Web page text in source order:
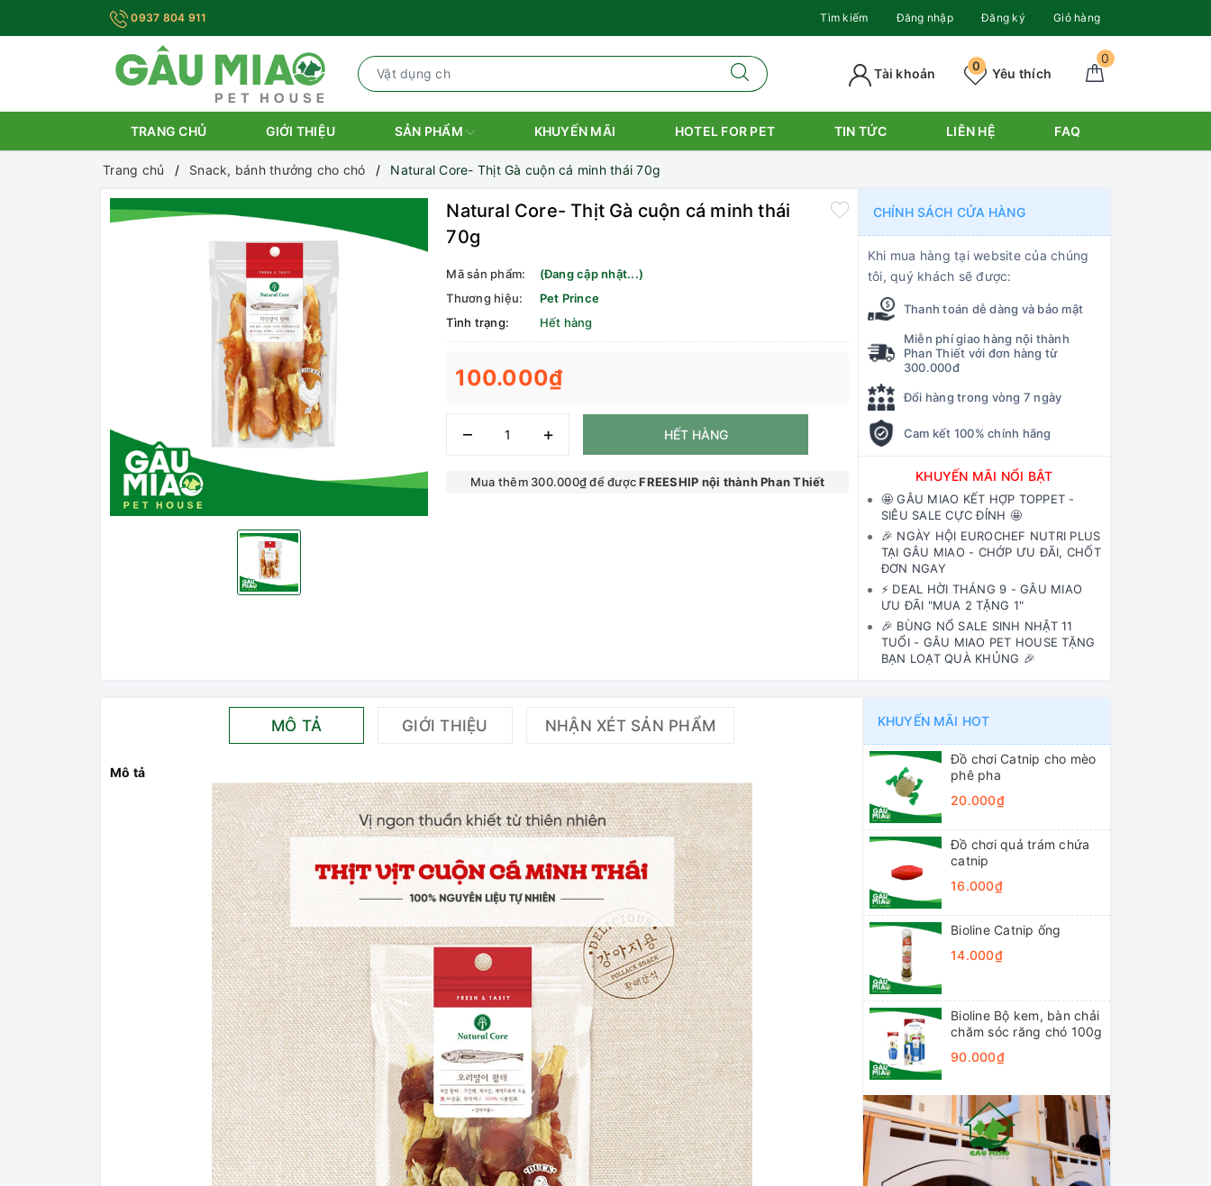
0937 804 911 Tìm kiếm Đăng nhập Đăng ký Giỏ hàng
0
Yêu thích
0
Tài khoản
TRANG CHỦ GIỚI THIỆU SẢN PHẨM KHUYẾN MÃI HOTEL FOR PET TIN TỨC LIÊN HỆ FAQ
Trang chủ Snack, bánh thưởng cho chó Natural Core- Thịt Gà cuộn cá minh thái 70g
Natural Core- Thịt Gà cuộn cá minh thái
70g
Mã sản phẩm:
(Đang cập nhật...)
Thương hiệu:
Pet Prince
Tình trạng:
Hết hàng
100.000₫
– + HẾT HÀNG
Mua thêm 300.000₫ để đượcFREESHIP nội thành Phan Thiết
CHÍNH SÁCH CỬA HÀNG
Khi mua hàng tại website của chúng
tôi, quý khách sẽ được:
Thanh toán dễ dàng và bảo mật
Miễn phí giao hàng nội thành
Phan Thiết với đơn hàng từ
300.000đ
Đổi hàng trong vòng 7 ngày
Cam kết 100% chính hãng
KHUYẾN MÃI NỔI BẬT
🤩 GÂU MIAO KẾT HỢP TOPPET -
SIÊU SALE CỰC ĐỈNH 🤩
🎉 NGÀY HỘI EUROCHEF NUTRI PLUS
TẠI GÂU MIAO - CHỚP ƯU ĐÃI, CHỐT
ĐƠN NGAY
⚡️ DEAL HỜI THÁNG 9 - GÂU MIAO
ƯU ĐÃI "MUA 2 TẶNG 1"
🎉 BÙNG NỔ SALE SINH NHẬT 11
TUỔI - GÂU MIAO PET HOUSE TẶNG
BẠN LOẠT QUÀ KHỦNG 🎉
MÔ TẢ GIỚI THIỆU NHẬN XÉT SẢN PHẨM
Mô tả
KHUYẾN MÃI HOT
Đồ chơi Catnip cho mèo
phê pha
20.000₫
Đồ chơi quả trám chứa
catnip
16.000₫
Bioline Catnip ống
14.000₫
Bioline Bộ kem, bàn chải
chăm sóc răng chó 100g
90.000₫